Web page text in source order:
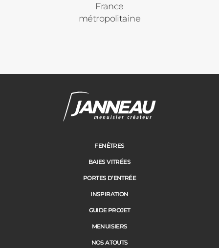
France
métropolitaine
FENÊTRES
BAIES VITRÉES
PORTES D’ENTRÉE
INSPIRATION
GUIDE PROJET
MENUISIERS
NOS ATOUTS
Janneau Menuisier Créateur